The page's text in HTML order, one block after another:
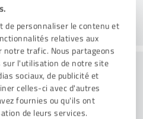
de personnaliser le contenu et
relatives aux
notre trafic. Nous partageons
l'utilisation de notre site
sociaux, de publicité et
celles-ci avec d'autres
fournies ou qu'ils ont
de leurs services.